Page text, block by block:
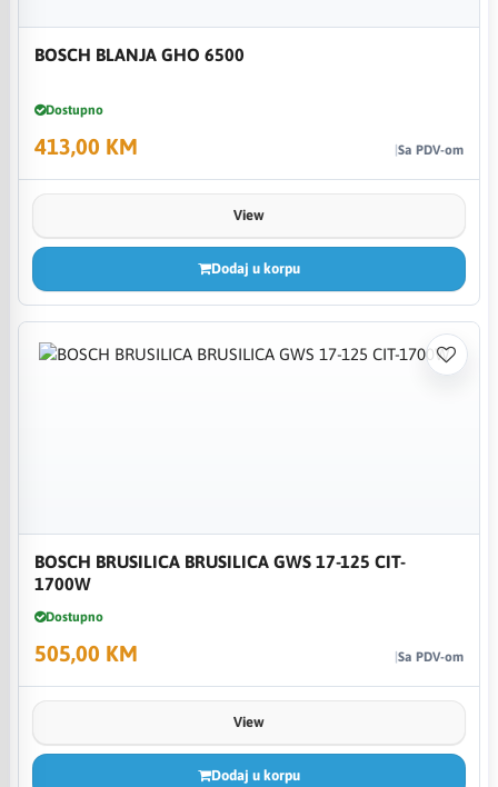
BOSCH BLANJA GHO 6500
Dostupno
413,00 KM Sa PDV-om
View
Dodaj u korpu
BOSCH BRUSILICA BRUSILICA GWS 17-125 CIT-
1700W
Dostupno
505,00 KM Sa PDV-om
View
Dodaj u korpu